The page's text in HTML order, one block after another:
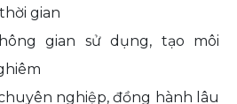
gian
gian sử dụng, tạo môi
nghiệp, đồng hành lâu